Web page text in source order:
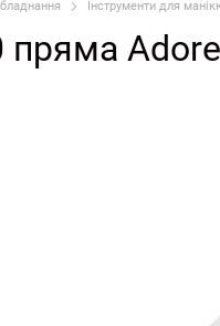
Інструменти для
пряма Adore